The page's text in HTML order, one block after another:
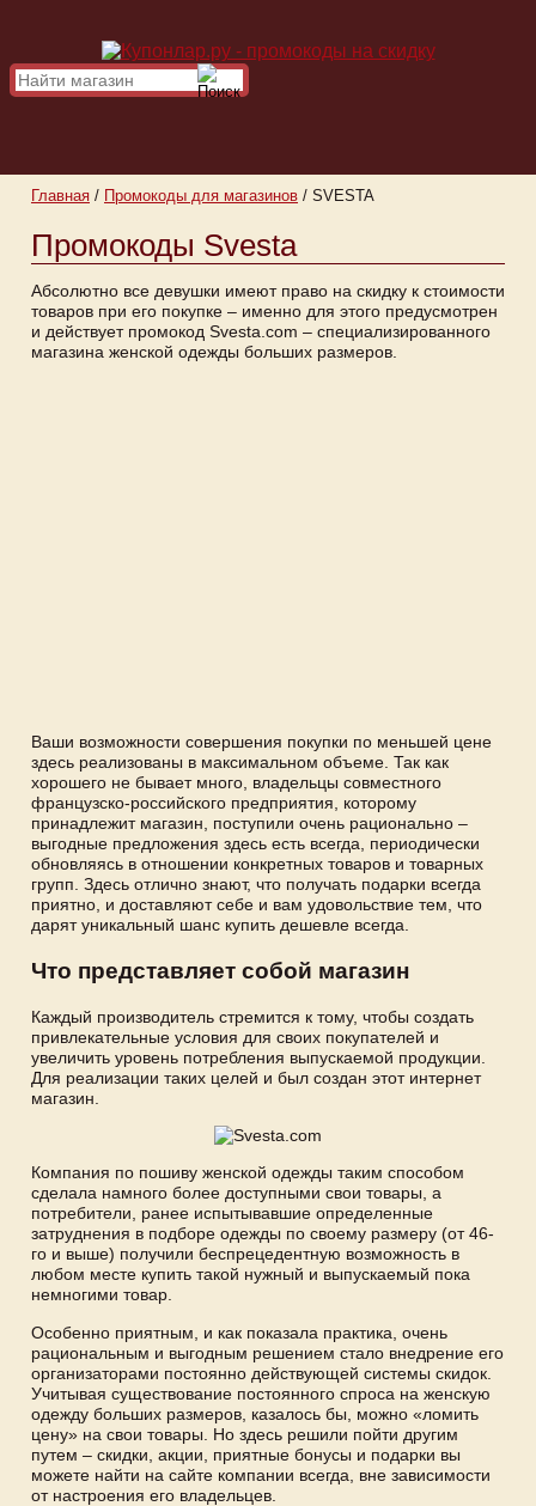
Главная / Промокоды для магазинов / SVESTA
Промокоды Svesta
Абсолютно все девушки имеют право на скидку к стоимости
товаров при его покупке – именно для этого предусмотрен
и действует промокод Svesta.com – специализированного
магазина женской одежды больших размеров.
Ваши возможности совершения покупки по меньшей цене
здесь реализованы в максимальном объеме. Так как
хорошего не бывает много, владельцы совместного
французско-российского предприятия, которому
принадлежит магазин, поступили очень рационально –
выгодные предложения здесь есть всегда, периодически
обновляясь в отношении конкретных товаров и товарных
групп. Здесь отлично знают, что получать подарки всегда
приятно, и доставляют себе и вам удовольствие тем, что
дарят уникальный шанс купить дешевле всегда.
Что представляет собой магазин
Каждый производитель стремится к тому, чтобы создать
привлекательные условия для своих покупателей и
увеличить уровень потребления выпускаемой продукции.
Для реализации таких целей и был создан этот интернет
магазин.
Компания по пошиву женской одежды таким способом
сделала намного более доступными свои товары, а
потребители, ранее испытывавшие определенные
затруднения в подборе одежды по своему размеру (от 46-
го и выше) получили беспрецедентную возможность в
любом месте купить такой нужный и выпускаемый пока
немногими товар.
Особенно приятным, и как показала практика, очень
рациональным и выгодным решением стало внедрение его
организаторами постоянно действующей системы скидок.
Учитывая существование постоянного спроса на женскую
одежду больших размеров, казалось бы, можно «ломить
цену» на свои товары. Но здесь решили пойти другим
путем – скидки, акции, приятные бонусы и подарки вы
можете найти на сайте компании всегда, вне зависимости
от настроения его владельцев.